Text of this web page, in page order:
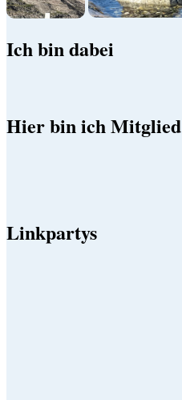
Ich bin dabei
Hier bin ich Mitglied
Linkpartys